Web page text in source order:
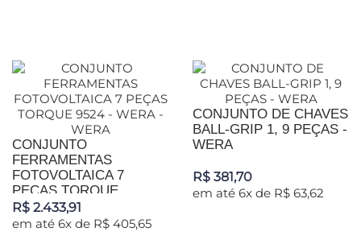
CONJUNTO
FERRAMENTAS
FOTOVOLTAICA 7
PEÇAS TORQUE...
R$ 2.433,91
em até 6x de R$ 405,65
CONJUNTO DE CHAVES
BALL-GRIP 1, 9 PEÇAS -
WERA
R$ 381,70
em até 6x de R$ 63,62